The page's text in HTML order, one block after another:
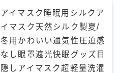
アイマスク睡眠用シルクア
イマスク天然シルク製夏/
冬用かわいい通気性圧迫感
なし眼罩遮光快眠グッズ目
隠しアイマスク超軽量洗濯